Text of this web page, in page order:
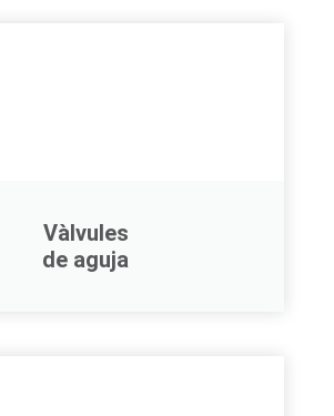
Vàlvules
de aguja